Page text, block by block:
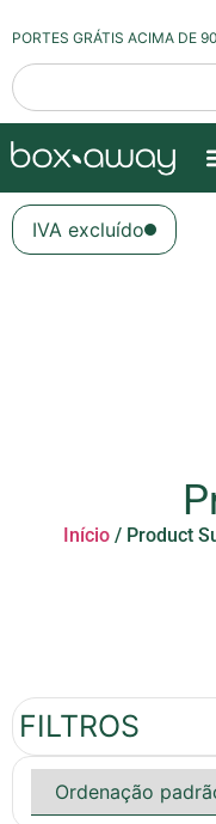
PORTES GRÁTIS ACIMA DE
IVA excluído
Início / Product
FILTROS